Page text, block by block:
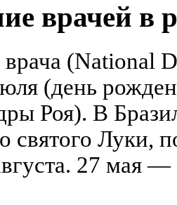
врачей в
(National
(день
Роя). В
святого Луки,
27 мая —